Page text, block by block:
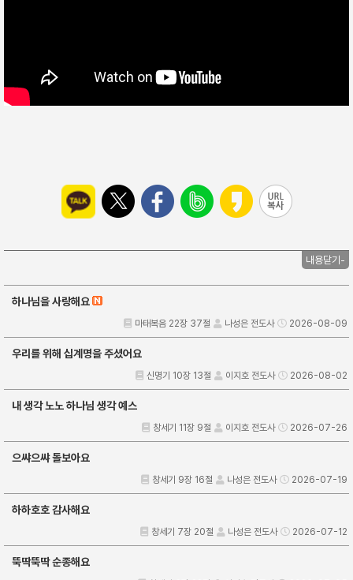
내용닫기-
하나님을 사랑해요
마태복음 22장 37절 나성은 전도사 2026-08-09
우리를 위해 십계명을 주셨어요
신명기 10장 13절 이지호 전도사 2026-08-02
내 생각 노노 하나님 생각 예스
창세기 11장 9절 이지호 전도사 2026-07-26
으쌰으쌰 돌보아요
창세기 9장 16절 나성은 전도사 2026-07-19
하하호호 감사해요
창세기 7장 20절 나성은 전도사 2026-07-12
뚝딱뚝딱 순종해요